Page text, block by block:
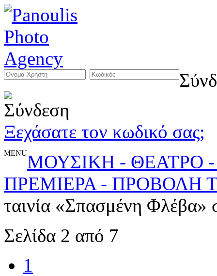
Ξεχάσατε τον κωδικό σας;
MENUΜΟΥΣΙΚΗ - ΘΕΑΤΡΟ
ΠΡΕΜΙΕΡΑ - ΠΡΟΒΟΛΗ
ταινία «Σπασμένη Φλέβα»
Σελίδα 2 από 7
1